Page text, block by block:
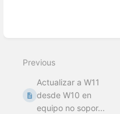
Previous
Actualizar a W11
desde W10 en
equipo no sopor...